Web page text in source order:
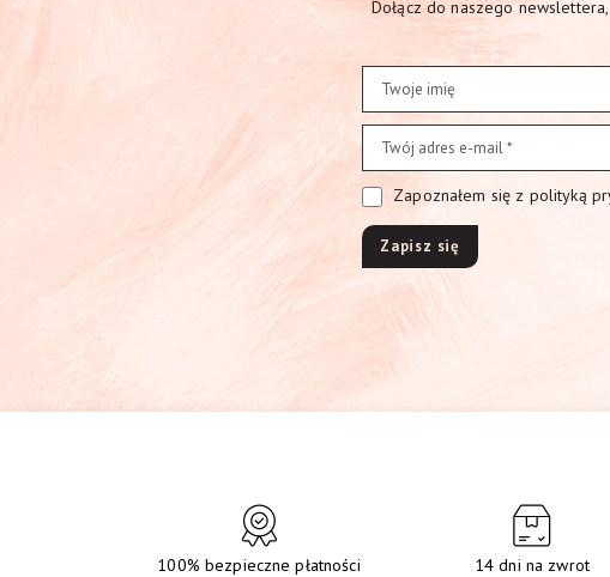
Dołącz do naszego
Zapoznałem się z polityką
100% bezpieczne płatności 14 dni na zwrot